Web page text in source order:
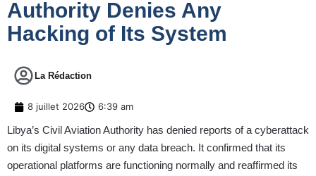
Authority Denies Any
Hacking of Its System
La Rédaction
8 juillet 2026 6:39 am
Libya’s Civil Aviation Authority has denied reports of a cyberattack
on its digital systems or any data breach. It confirmed that its
operational platforms are functioning normally and reaffirmed its